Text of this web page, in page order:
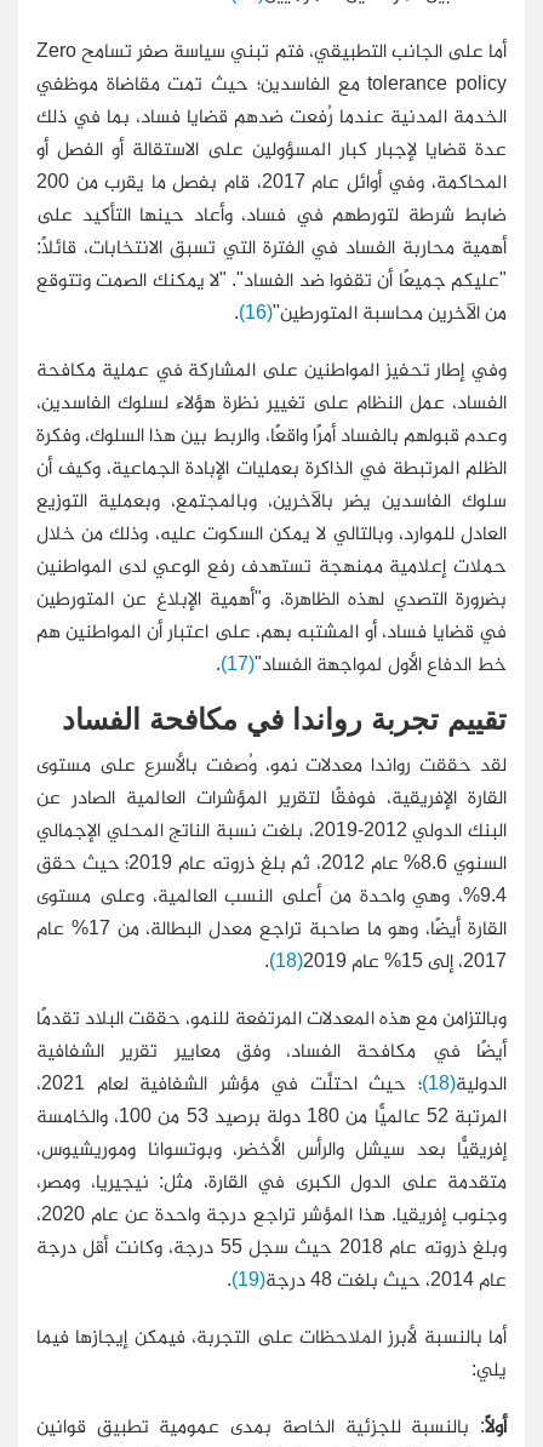
أما على الجانب التطبيقي، فتم تبني سياسة صفر تسامح Zero
tolerance policy مع الفاسدين؛ حيث تمت مقاضاة موظفي
الخدمة المدنية عندما رُفعت ضدهم قضايا فساد، بما في ذلك
عدة قضايا لإجبار كبار المسؤولين على الاستقالة أو الفصل أو
المحاكمة، وفي أوائل عام 2017، قام بفصل ما يقرب من 200
ضابط شرطة لتورطهم في فساد، وأعاد حينها التأكيد على
أهمية محاربة الفساد في الفترة التي تسبق الانتخابات، قائلًا:
"عليكم جميعًا أن تقفوا ضد الفساد". "لا يمكنك الصمت وتتوقع
من الآخرين محاسبة المتورطين"(16)
.
وفي إطار تحفيز المواطنين على المشاركة في عملية مكافحة
الفساد، عمل النظام على تغيير نظرة هؤلاء لسلوك الفاسدين،
وعدم قبولهم بالفساد أمرًا واقعًا، والربط بين هذا السلوك، وفكرة
الظلم المرتبطة في الذاكرة بعمليات الإبادة الجماعية، وكيف أن
سلوك الفاسدين يضر بالآخرين، وبالمجتمع، وبعملية التوزيع
العادل للموارد، وبالتالي لا يمكن السكوت عليه، وذلك من خلال
حملات إعلامية ممنهجة تستهدف رفع الوعي لدى المواطنين
بضرورة التصدي لهذه الظاهرة، و"أهمية الإبلاغ عن المتورطين
في قضايا فساد، أو المشتبه بهم، على اعتبار أن المواطنين هم
خط الدفاع الأول لمواجهة الفساد"(17)
.
تقييم تجربة رواندا في مكافحة الفساد
لقد حققت رواندا معدلات نمو، وُصفت بالأسرع على مستوى
القارة الإفريقية، فوفقًا لتقرير المؤشرات العالمية الصادر عن
البنك الدولي 2012-2019، بلغت نسبة الناتج المحلي الإجمالي
السنوي 8.6% عام 2012، ثم بلغ ذروته عام 2019؛ حيث حقق
9.4%، وهي واحدة من أعلى النسب العالمية، وعلى مستوى
القارة أيضًا، وهو ما صاحبة تراجع معدل البطالة، من 17% عام
2017، إلى 15% عام 2019
(18)
.
وبالتزامن مع هذه المعدلات المرتفعة للنمو، حققت البلاد تقدمًا
أيضًا في مكافحة الفساد، وفق معايير تقرير الشفافية
الدولية(18)
؛ حيث احتلَّت في مؤشر الشفافية لعام 2021،
المرتبة 52 عالميًّا من 180 دولة برصيد 53 من 100، والخامسة
إفريقيًّا بعد سيشل والرأس الأخضر، وبوتسوانا وموريشيوس،
متقدمة على الدول الكبرى في القارة، مثل: نيجيريا، ومصر،
وجنوب إفريقيا. هذا المؤشر تراجع درجة واحدة عن عام 2020،
وبلغ ذروته عام 2018 حيث سجل 55 درجة، وكانت أقل درجة
عام 2014، حيث بلغت 48 درجة
(19)
.
أما بالنسبة لأبرز الملاحظات على التجربة، فيمكن إيجازها فيما
يلي:
أولًا: بالنسبة للجزئية الخاصة بمدى عمومية تطبيق قوانين